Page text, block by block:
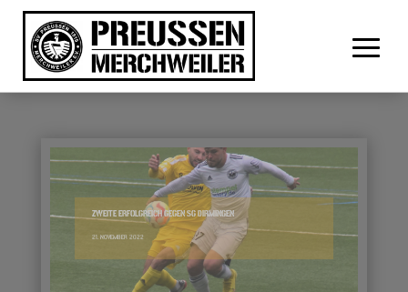
ZWEITE ERFOLGREICH GEGEN SG DIRMINGEN
21. NOVEMBER 2022